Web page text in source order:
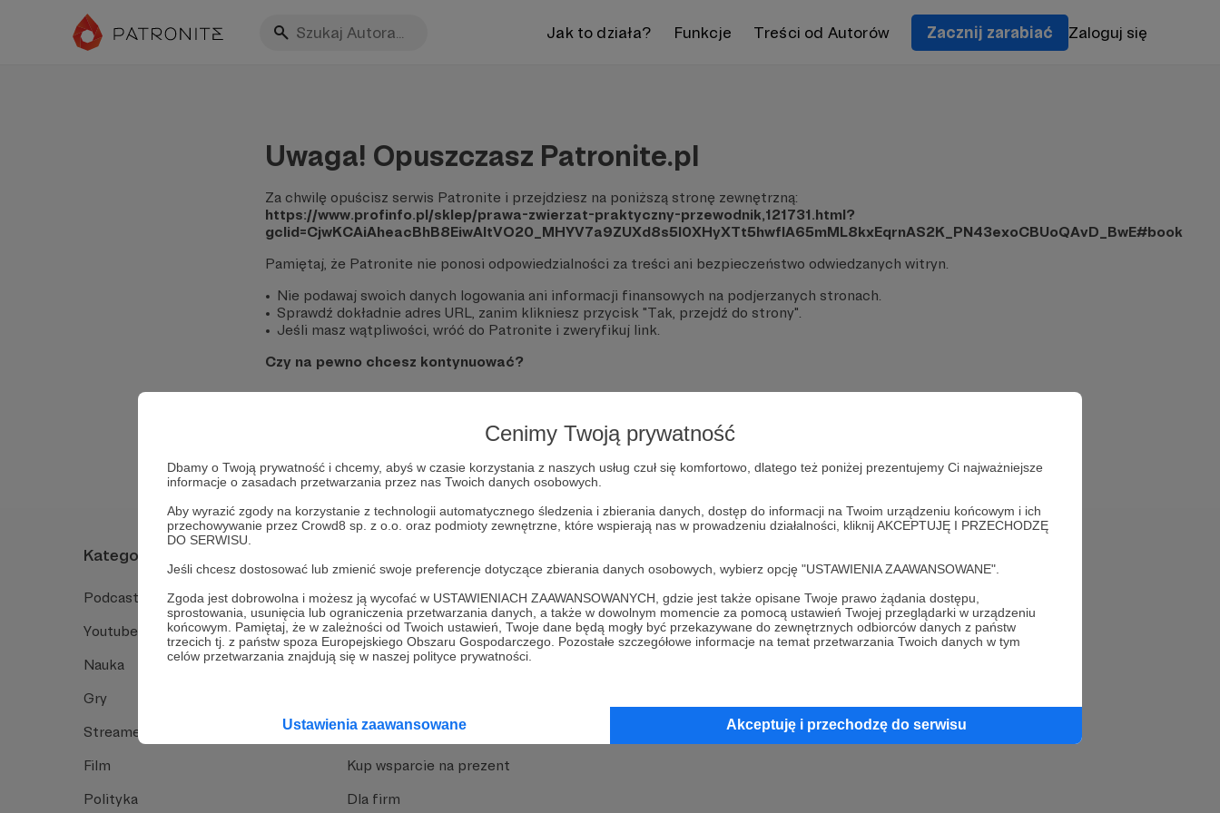
Cenimy Twoją prywatność
Dbamy o Twoją prywatność i chcemy, abyś w czasie korzystania z naszych usług czuł się komfortowo, dlatego też poniżej prezentujemy Ci najważniejsze
informacje o zasadach przetwarzania przez nas Twoich danych osobowych.
Aby wyrazić zgody na korzystanie z technologii automatycznego śledzenia i zbierania danych, dostęp do informacji na Twoim urządzeniu końcowym i ich
przechowywanie przez Crowd8 sp. z o.o. oraz podmioty zewnętrzne, które wspierają nas w prowadzeniu działalności, kliknij AKCEPTUJĘ I PRZECHODZĘ
DO SERWISU.
Jeśli chcesz dostosować lub zmienić swoje preferencje dotyczące zbierania danych osobowych, wybierz opcję "USTAWIENIA ZAAWANSOWANE".
Zgoda jest dobrowolna i możesz ją wycofać w USTAWIENIACH ZAAWANSOWANYCH, gdzie jest także opisane Twoje prawo żądania dostępu,
sprostowania, usunięcia lub ograniczenia przetwarzania danych, a także w dowolnym momencie za pomocą ustawień Twojej przeglądarki w urządzeniu
końcowym. Pamiętaj, że w zależności od Twoich ustawień, Twoje dane będą mogły być przekazywane do zewnętrznych odbiorców danych z państw
trzecich tj. z państw spoza Europejskiego Obszaru Gospodarczego. Pozostałe szczegółowe informacje na temat przetwarzania Twoich danych w tym
celów przetwarzania znajdują się w naszej polityce prywatności.
Ustawienia zaawansowane Akceptuję i przechodzę do serwisu
Jak to działa? Funkcje Treści od Autorów Zacznij zarabiać Zaloguj się
Uwaga! Opuszczasz Patronite.pl
Za chwilę opuścisz serwis Patronite i przejdziesz na poniższą stronę zewnętrzną:
https://www.profinfo.pl/sklep/prawa-zwierzat-praktyczny-przewodnik,121731.html?
gclid=CjwKCAiAheacBhB8EiwAItVO20_MHYV7a9ZUXd8s5I0XHyXTt5hwfIA65mML8kxEqrnAS2K_PN43exoCBUoQAvD_BwE#book
Pamiętaj, że Patronite nie ponosi odpowiedzialności za treści ani bezpieczeństwo odwiedzanych witryn.
Nie podawaj swoich danych logowania ani informacji finansowych na podjerzanych stronach.
Sprawdź dokładnie adres URL, zanim klikniesz przycisk "Tak, przejdź do strony".
Jeśli masz wątpliwości, wróć do Patronite i zweryfikuj link.
Czy na pewno chcesz kontynuować?
Kategorie
Podcast
Youtube
Nauka
Gry
Streamerzy
Film
Polityka
Jak to działa
Funkcje Patronite
Dlaczego Patronite?
Opinie Twórców
Kup wsparcie na prezent
Dla firm
MCN Patronite
Suppi.pl
FAQ
Kontakt z zespołem Patronite